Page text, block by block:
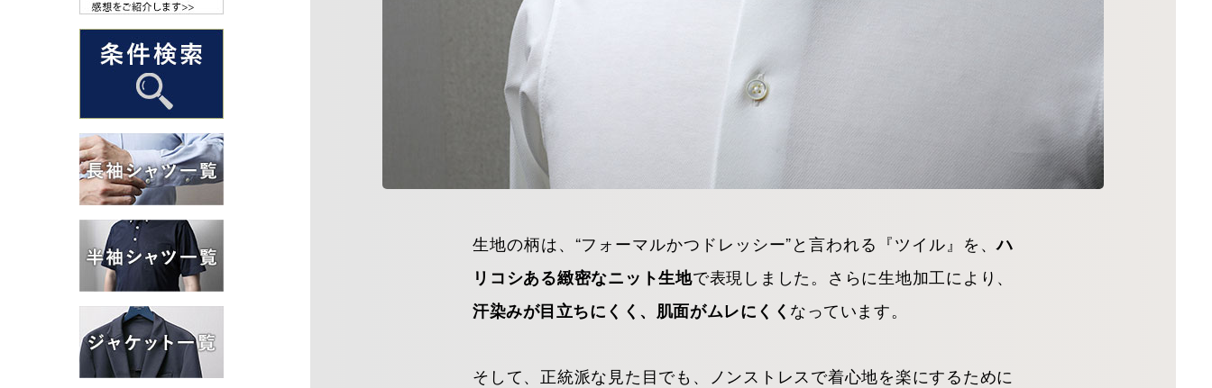
生地の柄は、“フォーマルかつドレッシー”と言われる『ツイル』を、ハ
リコシある緻密なニット生地で表現しました。さらに生地加工により、
汗染みが目立ちにくく、肌面がムレにくく なっています。
そして、正統派な見た目でも、ノンストレスで着心地を楽にするために